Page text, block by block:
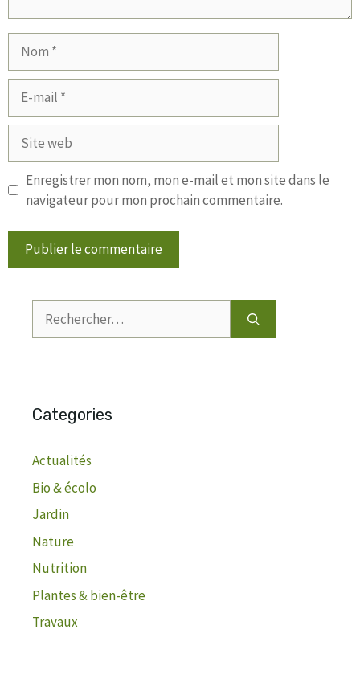
mail
Site
web
Enregistrer mon nom, mon e-mail et mon site dans le
navigateur pour mon prochain commentaire.
Rechercher :
Categories
Actualités
Bio & écolo
Jardin
Nature
Nutrition
Plantes & bien-être
Travaux